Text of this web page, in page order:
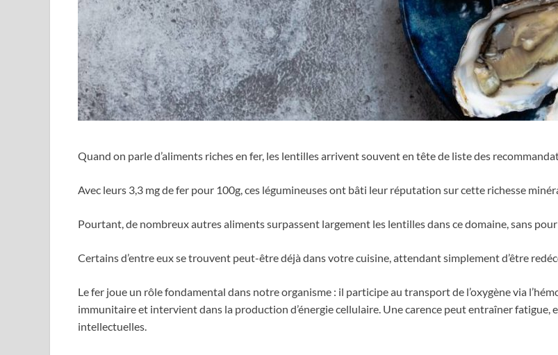
Quand on parle d’aliments riches en fer, les lentilles arrivent souvent en tête de liste des
Avec leurs 3,3 mg de fer pour 100g, ces légumineuses ont bâti leur réputation sur cette richesse
Pourtant, de nombreux autres aliments surpassent largement les lentilles dans ce domaine, sans
Certains d’entre eux se trouvent peut-être déjà dans votre cuisine, attendant simplement d’être
Le fer joue un rôle fondamental dans notre organisme : il participe au transport de l’oxygène via
immunitaire et intervient dans la production d’énergie cellulaire. Une carence peut entraîner
intellectuelles.